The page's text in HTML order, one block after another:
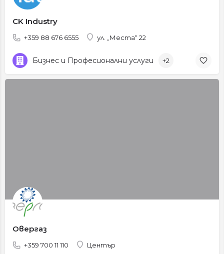
CK Industry
+359 88 676 6555 ул. „Места“ 22
Бизнес и Професионални услуги +2
Овергаз
+359 700 11 110 Център